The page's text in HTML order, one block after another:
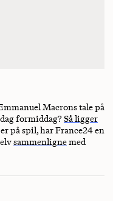
Macrons tale på
formiddag?Så ligger
på spil, har France24 en
sammenlignemed